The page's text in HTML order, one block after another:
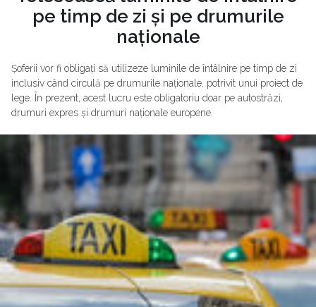
pe timp de zi și pe drumurile
naționale
Șoferii vor fi obligați să utilizeze luminile de întâlnire pe timp de zi
inclusiv când circulă pe drumurile naționale, potrivit unui proiect de
lege. În prezent, acest lucru este obligatoriu doar pe autostrăzi,
drumuri expres și drumuri naționale europene.